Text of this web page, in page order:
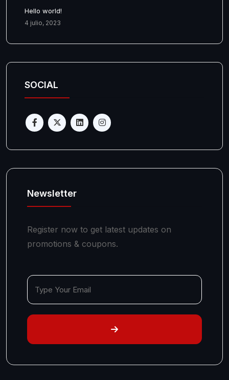
Hello world!
4 julio, 2023
SOCIAL
Newsletter
Register now to get latest updates on
promotions & coupons.